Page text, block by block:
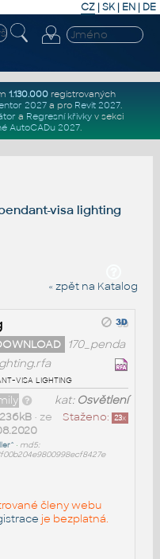
CZ | SK| EN | DE
1.130.000registrovaných
2027a pro Revit 2027.
a Regresní křivkyv sekci
AutoCADu 2027.
visa lighting
« zpět na Katalog
170_penda
visa lighting
kat: Osvětlení
Staženo: 23x
236kB• ze
• md5:
členy webu
je bezplatná.